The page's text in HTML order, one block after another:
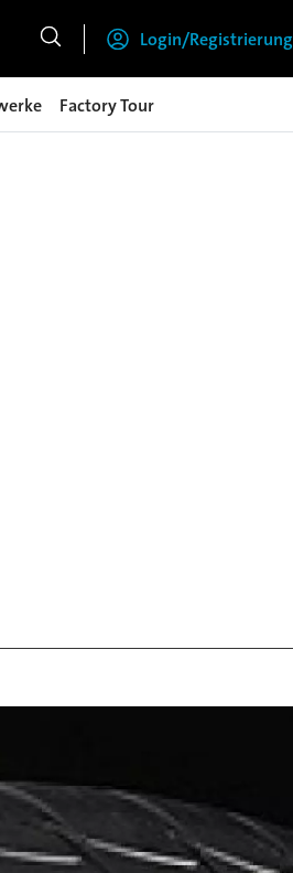
Login/Registrierung
Factory Tour